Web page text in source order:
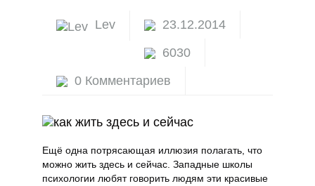
Магическое описание
Натальная астрология
Осознанность
Путь Воина
Сталкинг
Lev
23.12.2014
6030
0 Комментариев
Ещё одна потрясающая иллюзия полагать, что
можно жить здесь и сейчас. Западные школы
психологии любят говорить людям эти красивые